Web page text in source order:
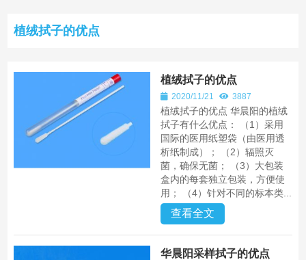
植绒拭子的优点
植绒拭子的优点
2020/11/21 3887
植绒拭子的优点 华晨阳的植绒
拭子有什么优点： （1）采用
国际的医用纸塑袋（由医用透
析纸制成）； （2）辐照灭
菌，确保无菌； （3）大包装
盒内的每套独立包装，方便使
用； （4）针对不同的标本类...
查看全文
华晨阳采样拭子的优点